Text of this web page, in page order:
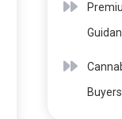
Buyers